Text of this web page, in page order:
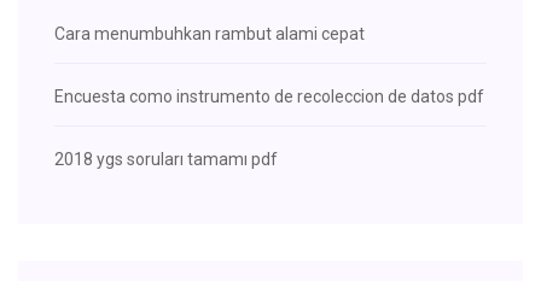
Cara menumbuhkan rambut alami cepat
Encuesta como instrumento de recoleccion de datos pdf
2018 ygs soruları tamamı pdf